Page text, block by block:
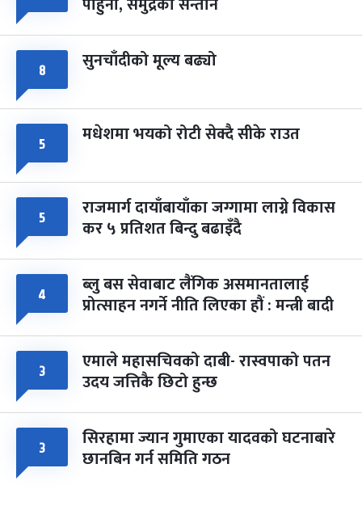
चैत्र ८, २०८३-Mar 22, 2027
८ सुनचाँदीको मूल्य बढ्यो
५ मधेशमा भयको रोटी सेक्दै सीके राउत
५ राजमार्ग दायाँबायाँका जग्गामा लाग्ने विकास
कर ५ प्रतिशत बिन्दु बढाइँदै
४ ब्लु बस सेवाबाट लैंगिक असमानतालाई
प्रोत्साहन नगर्ने नीति लिएका हौं : मन्त्री बादी
३ एमाले महासचिवको दाबी- रास्वपाको पतन
उदय जत्तिकै छिटो हुन्छ
३ सिरहामा ज्यान गुमाएका यादवको घटनाबारे
छानबिन गर्न समिति गठन